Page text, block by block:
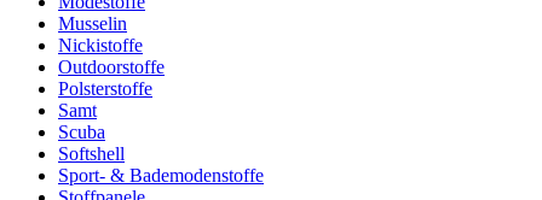
Musselin
Nickistoffe
Outdoorstoffe
Polsterstoffe
Samt
Scuba
Softshell
Sport- & Bademodenstoffe